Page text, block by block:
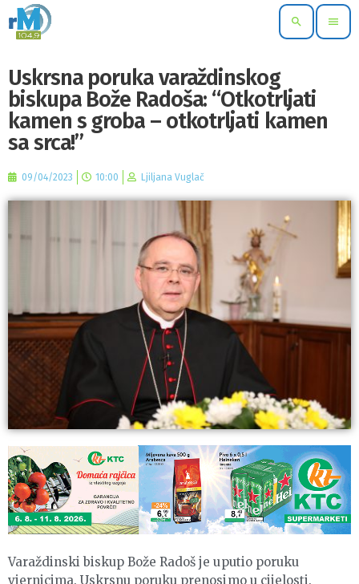
search menu
Uskrsna poruka varaždinskog
biskupa Bože Radoša: “Otkotrljati
kamen s groba – otkotrljati kamen
sa srca!”
09/04/2023 10:00 Ljiljana Vuglač
Varaždinski biskup Bože Radoš je uputio poruku
vjernicima. Uskrsnu poruku prenosimo u cijelosti.